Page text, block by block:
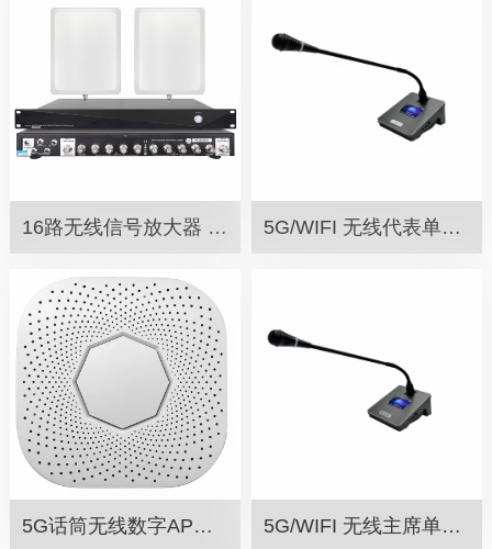
16路无线信号放大器 MN-200N 5G/WIFI 无线代表单元 SW-50BG
5G话筒无线数字AP发射器 SW-510AP 5G/WIFI 无线主席单元 SW-50AG